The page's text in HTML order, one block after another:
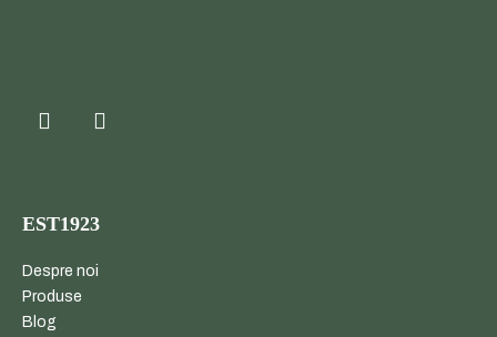
EST1923
Despre noi
Produse
Blog